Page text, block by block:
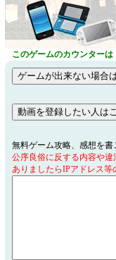
このゲームのカウンターは
無料ゲーム攻略、感想を書
公序良俗に反する内容や
ありましたらIPアドレス